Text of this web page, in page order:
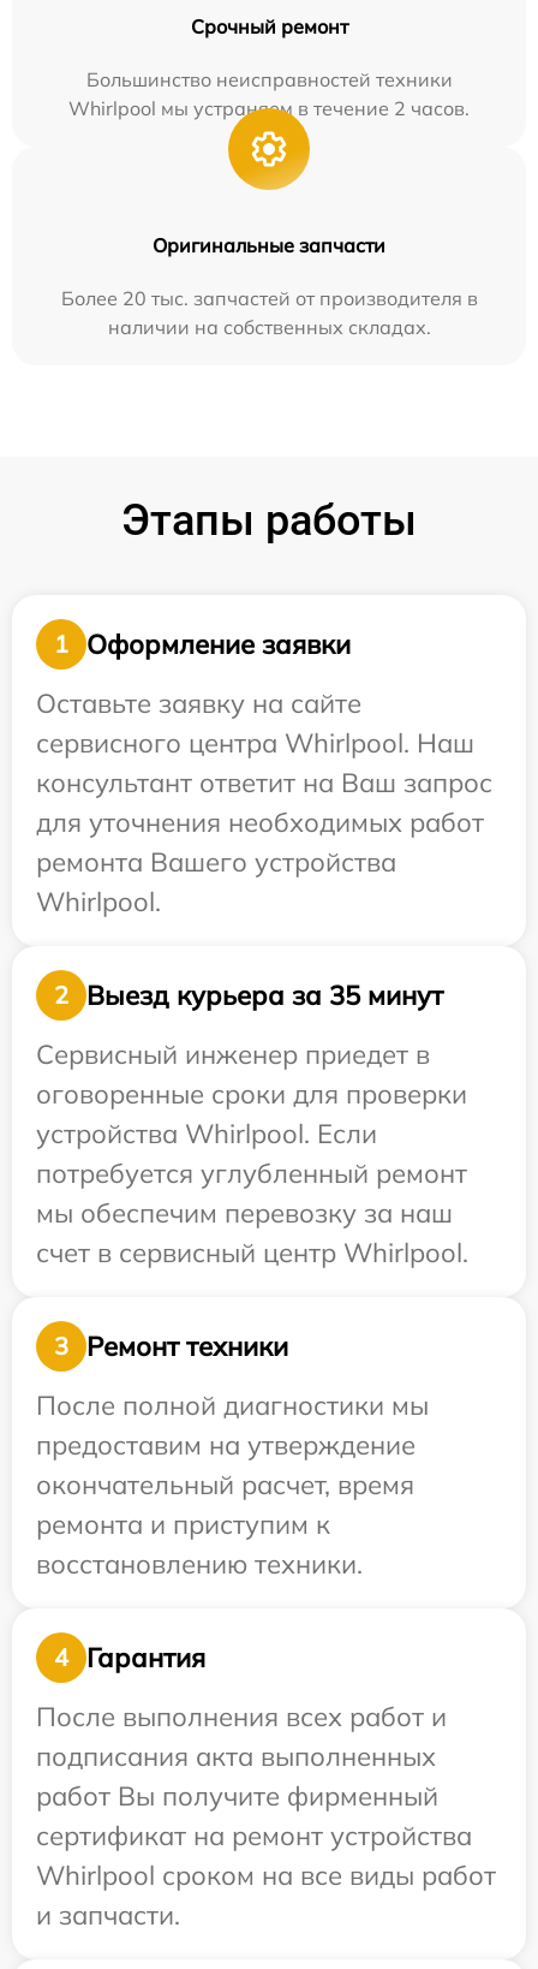
Срочный ремонт
Большинство неисправностей техники
Whirlpool мы устраняем в течение 2 часов.
Оригинальные запчасти
Более 20 тыс. запчастей от производителя в
наличии на собственных складах.
Этапы работы
1
Оформление заявки
Оставьте заявку на сайте
сервисного центра Whirlpool. Наш
консультант ответит на Ваш запрос
для уточнения необходимых работ
ремонта Вашего устройства
Whirlpool.
2
Выезд курьера за 35 минут
Сервисный инженер приедет в
оговоренные сроки для проверки
устройства Whirlpool. Если
потребуется углубленный ремонт
мы обеспечим перевозку за наш
счет в сервисный центр Whirlpool.
3
Ремонт техники
После полной диагностики мы
предоставим на утверждение
окончательный расчет, время
ремонта и приступим к
восстановлению техники.
4
Гарантия
После выполнения всех работ и
подписания акта выполненных
работ Вы получите фирменный
сертификат на ремонт устройства
Whirlpool сроком на все виды работ
и запчасти.